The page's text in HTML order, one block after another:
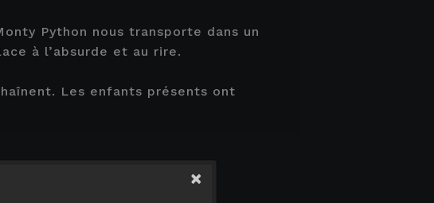
Python nous transporte dans un
à l’absurde et au rire.
Les enfants présents ont
×